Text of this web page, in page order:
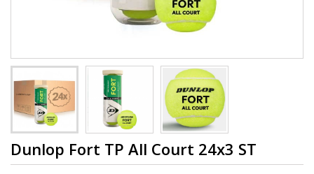
Dunlop Fort TP All Court 24x3 ST